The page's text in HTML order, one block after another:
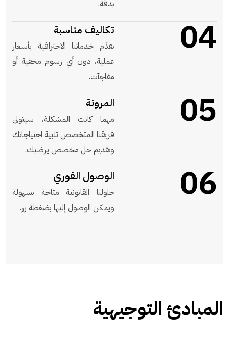
بدقة.
04 تكاليف مناسبة
نقدّم خدماتنا الاحترافية بأسعار
عملية، دون أي رسوم مخفية أو
مفاجآت.
05 المرونة
مهما كانت المشكلة، سيتولى
فريقنا المتخصص تلبية احتياجاتك
وتقديم حل مخصص يرضيك.
06 الوصول الفوري
حلولنا القانونية متاحة بسهولة
ويمكن الوصول إليها بضغطة زر.
المبادئ التوجيهية